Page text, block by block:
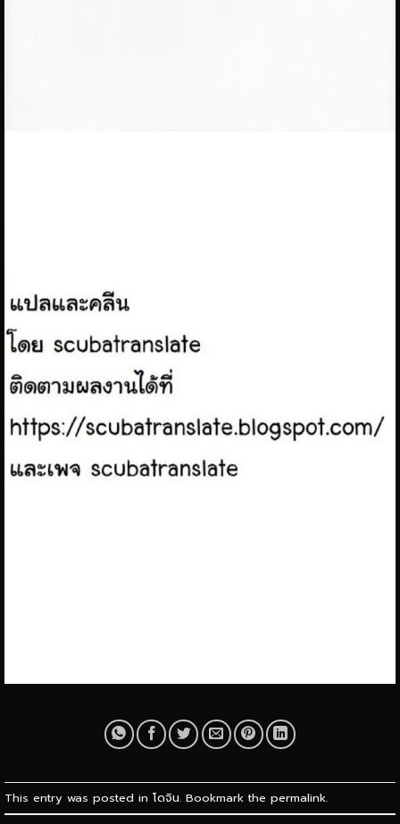
This entry was posted in โดจิน. Bookmark the permalink.